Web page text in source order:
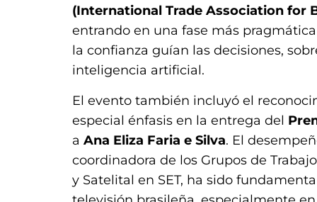
(International Trade Association for
entrando en una fase más
la confianza guían las decisiones,
inteligencia artificial.
El evento también incluyó el
especial énfasis en la entrega del
a Ana Eliza Faria e Silva. El
coordinadora de los Grupos de
y Satelital en SET, ha sido